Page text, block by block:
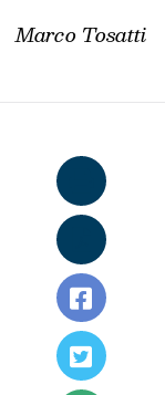
Marco Tosatti